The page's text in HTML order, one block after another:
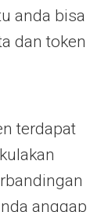
anda bisa
dan token
terdapat
anggap